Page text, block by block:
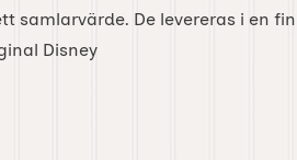
samlarvärde. De levereras i en fin
Disney